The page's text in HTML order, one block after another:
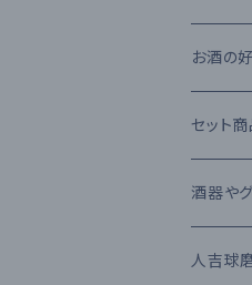
原酒
リキュー
果実酒
梅酒
寿福酒
常楽酒
繊月酒
高田酒
ライトタ
リッチタ
キャラク
減圧蒸
常圧蒸
樽熟成
長期熟
お酒の
日本酒
吟醸酒
芋焼酎
セット商
酒器や
RIEDEL
人吉球